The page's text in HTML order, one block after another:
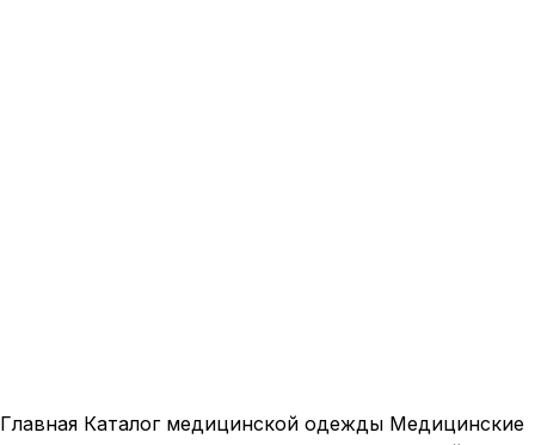
Главная Каталог медицинской одежды Медицинские